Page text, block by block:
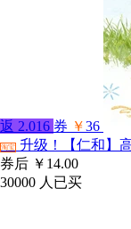
返 2.016 券 ￥36
淘宝
升级！【仁和】
券后 ￥14.00
30000 人已买